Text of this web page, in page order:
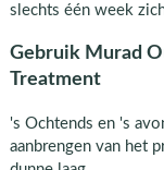
slechts één week
Gebruik Murad
Treatment
's Ochtends en 's
aanbrengen van het